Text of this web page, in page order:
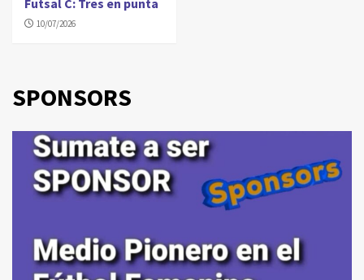
Futsal C: Tres en punta
10/07/2026
SPONSORS